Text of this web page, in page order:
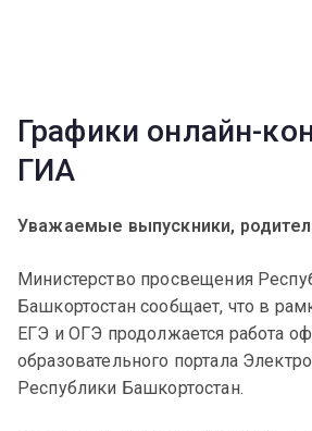
Графики онлайн-
ГИА
Уважаемые выпускники,
Министерство просвещения
Башкортостан сообщает, что в
ЕГЭ и ОГЭ продолжается работа
образовательного портала
Республики Башкортостан.